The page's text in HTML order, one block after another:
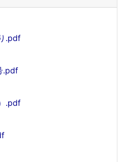
.pdf
.pdf
.pdf